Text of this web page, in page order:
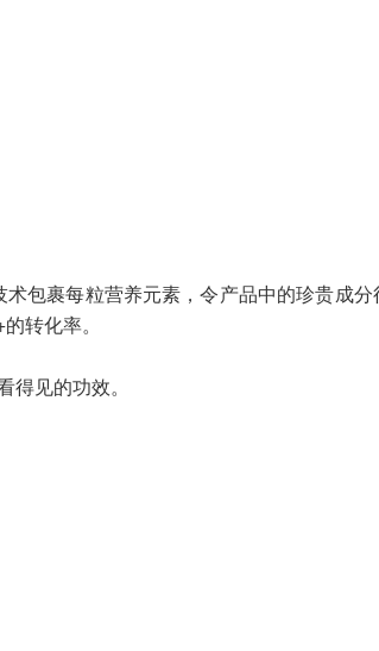
包裹每粒营养元素，令产品中的珍贵成
转化率。
见的功效。